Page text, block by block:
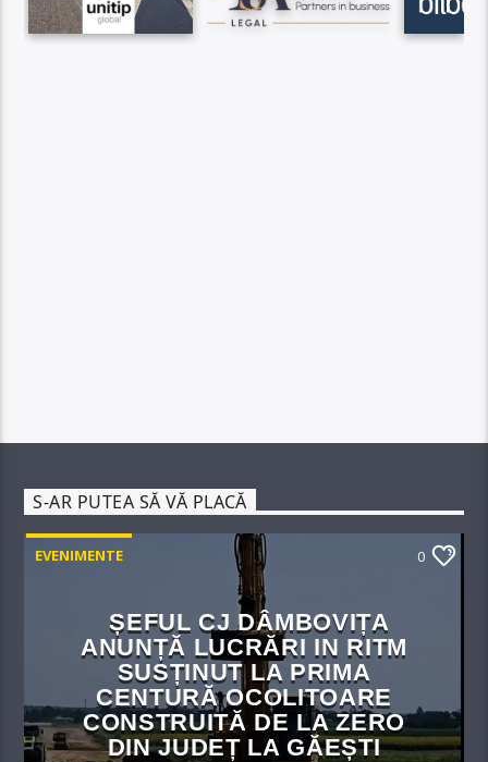
S-AR PUTEA SĂ VĂ PLACĂ
EVENIMENTE 0
ȘEFUL CJ DÂMBOVIȚA
ANUNȚĂ LUCRĂRI IN RITM
SUSȚINUT LA PRIMA
CENTURĂ OCOLITOARE
CONSTRUITĂ DE LA ZERO
DIN JUDEȚ LA GĂEȘTI